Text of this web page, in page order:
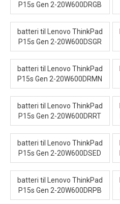
P15s Gen 2-20W600DRGB
batteri til Lenovo ThinkPad
P15s Gen 2-20W600DSGR
batteri til Lenovo ThinkPad
P15s Gen 2-20W600DRMN
batteri til Lenovo ThinkPad
P15s Gen 2-20W600DRRT
batteri til Lenovo ThinkPad
P15s Gen 2-20W600DSED
batteri til Lenovo ThinkPad
P15s Gen 2-20W600DRPB